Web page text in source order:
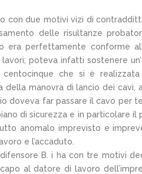
con due motivi vizi di
delle risultanze
era perfettamente conforme
poteva infatti sostenere
che si è
della manovra di lancio dei
doveva far passare il cavo per
di sicurezza e in particolare il
anomalo imprevisto e
e l’accaduto.
B. i ha con tre motivi
al datore di lavoro